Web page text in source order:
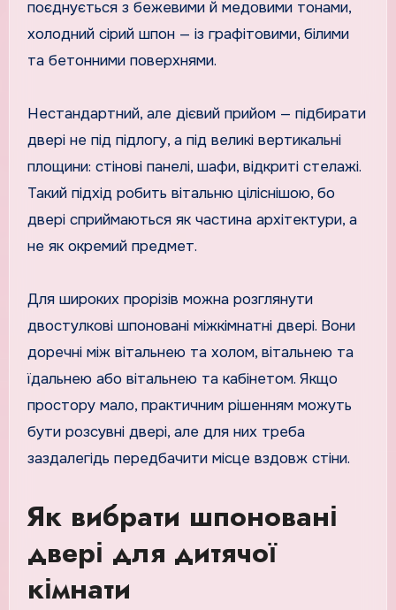
поєднується з бежевими й медовими тонами,
холодний сірий шпон — із графітовими, білими
та бетонними поверхнями.
Нестандартний, але дієвий прийом — підбирати
двері не під підлогу, а під великі вертикальні
площини: стінові панелі, шафи, відкриті стелажі.
Такий підхід робить вітальню ціліснішою, бо
двері сприймаються як частина архітектури, а
не як окремий предмет.
Для широких прорізів можна розглянути
двостулкові шпоновані міжкімнатні двері. Вони
доречні між вітальнею та холом, вітальнею та
їдальнею або вітальнею та кабінетом. Якщо
простору мало, практичним рішенням можуть
бути розсувні двері, але для них треба
заздалегідь передбачити місце вздовж стіни.
Як вибрати шпоновані
двері для дитячої
кімнати